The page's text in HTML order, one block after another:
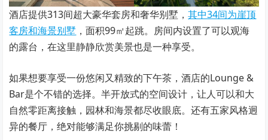
酒店提供313间超大豪华套房和奢华别墅，其中34间为崖顶
客房和海景别墅 ，面积99㎡起跳。房间内设置了可以观海
的露台，在这里静静欣赏美景也是一种享受。
如果想要享受一份悠闲又精致的下午茶，酒店的Lounge &
Bar是个不错的选择。半开放式的空间设计，让人可以和大
自然零距离接触，园林和海景都尽收眼底。还有五家风格迥
异的餐厅，绝对能够满足你挑剔的味蕾！